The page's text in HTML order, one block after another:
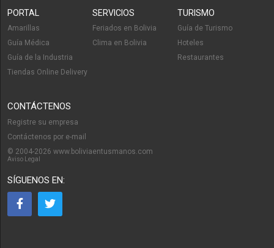
PORTAL
Amarillas
Guía Médica
Guía de la Industria
Tiendas Online Delivery
SERVICIOS
Feriados en Bolivia
Clima en Bolivia
TURISMO
Guía de Turismo
Hoteles
Restaurantes
CONTÁCTENOS
Registre su empresa
Contáctenos por e-mail
© 2004-2026 www.boliviaentusmanos.com
Aviso Legal
SÍGUENOS EN: